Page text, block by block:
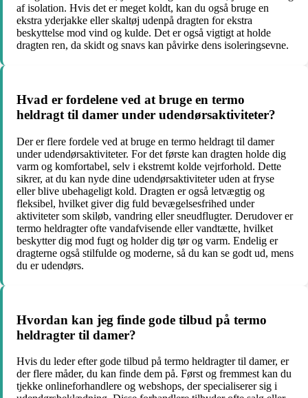
af isolation. Hvis det er meget koldt, kan du også bruge en
ekstra yderjakke eller skaltøj udenpå dragten for ekstra
beskyttelse mod vind og kulde. Det er også vigtigt at holde
dragten ren, da skidt og snavs kan påvirke dens isoleringsevne.
Hvad er fordelene ved at bruge en termo
heldragt til damer under udendørsaktiviteter?
Der er flere fordele ved at bruge en termo heldragt til damer
under udendørsaktiviteter. For det første kan dragten holde dig
varm og komfortabel, selv i ekstremt kolde vejrforhold. Dette
sikrer, at du kan nyde dine udendørsaktiviteter uden at fryse
eller blive ubehageligt kold. Dragten er også letvægtig og
fleksibel, hvilket giver dig fuld bevægelsesfrihed under
aktiviteter som skiløb, vandring eller sneudflugter. Derudover er
termo heldragter ofte vandafvisende eller vandtætte, hvilket
beskytter dig mod fugt og holder dig tør og varm. Endelig er
dragterne også stilfulde og moderne, så du kan se godt ud, mens
du er udendørs.
Hvordan kan jeg finde gode tilbud på termo
heldragter til damer?
Hvis du leder efter gode tilbud på termo heldragter til damer, er
der flere måder, du kan finde dem på. Først og fremmest kan du
tjekke onlineforhandlere og webshops, der specialiserer sig i